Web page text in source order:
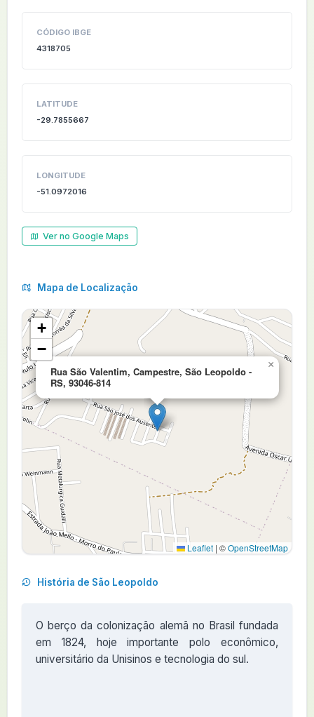
CÓDIGO IBGE
4318705
LATITUDE
-29.7855667
LONGITUDE
-51.0972016
Ver no Google Maps
Mapa de Localização
Rua São Valentim, Campestre, São Leopoldo -
RS, 93046-814
×
+
−
Leaflet | ©OpenStreetMap
História de São Leopoldo
O berço da colonização alemã no Brasil fundada
em 1824, hoje importante polo econômico,
universitário da Unisinos e tecnologia do sul.